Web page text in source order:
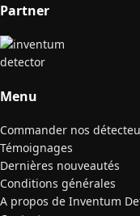
Partner
Menu
Commander nos
Témoignages
Dernières nouveautés
Conditions générales
A propos de Inventum